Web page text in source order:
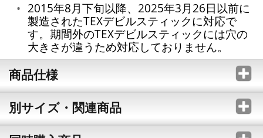
2015年8月下旬以降、2025年3月26日以前に
製造されたTEXデビルスティックに対応で
す。期間外のTEXデビルスティックには穴の
大きさが違うため対応しておりません。
商品仕様
別サイズ・関連商品